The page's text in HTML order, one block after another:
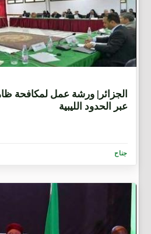
الجزائر| ﻭﺭﺷﺔ ﻋﻤﻞ ﻟﻤﻜﺎﻓﺤﺔ
ﻋﺒﺮ ﺍﻟﺤﺪﻭﺩ ﺍﻟﻠﻴﺒﻴﺔ
جناح